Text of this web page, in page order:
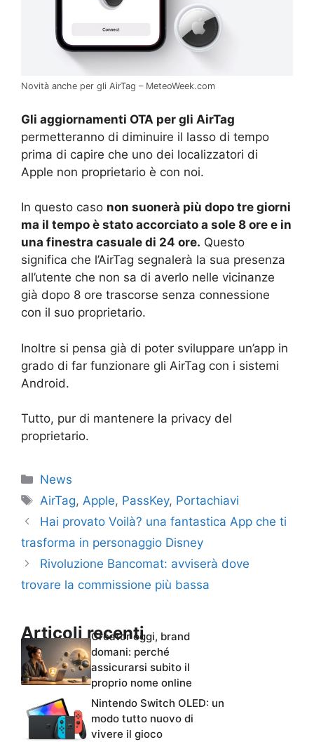
Novità anche per gli AirTag – MeteoWeek.com
Gli aggiornamenti OTA per gli AirTag
permetteranno di diminuire il lasso di tempo
prima di capire che uno dei localizzatori di
Apple non proprietario è con noi.
In questo caso non suonerà più dopo tre giorni
ma il tempo è stato accorciato a sole 8 ore e in
una finestra casuale di 24 ore. Questo
significa che l’AirTag segnalerà la sua presenza
all’utente che non sa di averlo nelle vicinanze
già dopo 8 ore trascorse senza connessione
con il suo proprietario.
Inoltre si pensa già di poter sviluppare un’app in
grado di far funzionare gli AirTag con i sistemi
Android.
Tutto, pur di mantenere la privacy del
proprietario.
Categorie
News
Tag
AirTag,Apple, PassKey, Portachiavi
Hai provato Voilà? una fantastica App che ti
trasforma in personaggio Disney
Rivoluzione Bancomat: avviserà dove
trovare la commissione più bassa
Articoli recenti
Creator oggi, brand
domani: perché
assicurarsi subito il
proprio nome online
Nintendo Switch OLED: un
modo tutto nuovo di
vivere il gioco